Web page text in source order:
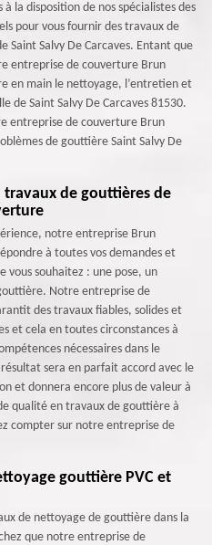
la disposition de nos spécialistes des
pour vous fournir des travaux de
Saint Salvy De Carcaves. Entant que
entreprise de couverture Brun
en main le nettoyage, l’entretien et
de Saint Salvy De Carcaves 81530.
entreprise de couverture Brun
de gouttière Saint Salvy De
travaux de gouttières de
notre entreprise Brun
à toutes vos demandes et
vous souhaitez : une pose, un
Notre entreprise de
des travaux fiables, solides et
et cela en toutes circonstances à
nécessaires dans le
sera en parfait accord avec le
et donnera encore plus de valeur à
qualité en travaux de gouttière à
compter sur notre entreprise de
gouttière PVC et
de nettoyage de gouttière dans la
que notre entreprise de